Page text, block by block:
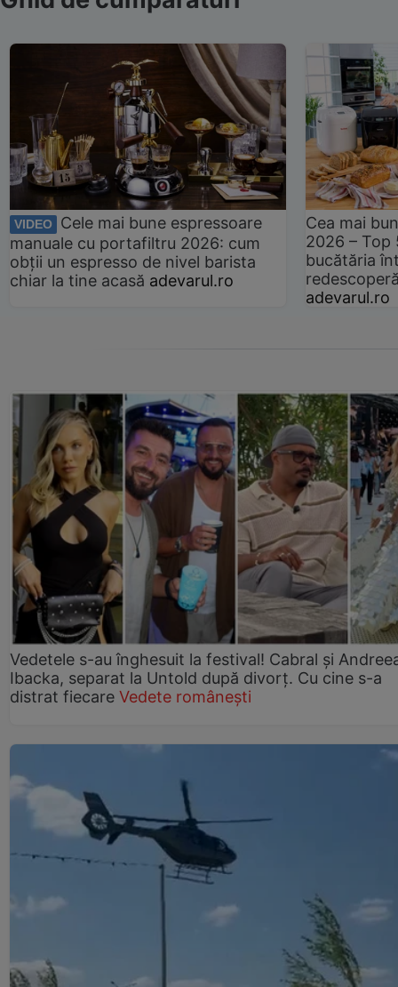
VIDEO
Cele mai bune espressoare
manuale cu portafiltru 2026: cum
obții un espresso de nivel barista
chiar la tine acasă adevarul.ro
Cea mai
2026 –
bucătăria
adevarul.ro
Vedetele s-au înghesuit la festival! Cabral și
Ibacka, separat la Untold după divorț. Cu cine s-a
distrat fiecare Vedete românești